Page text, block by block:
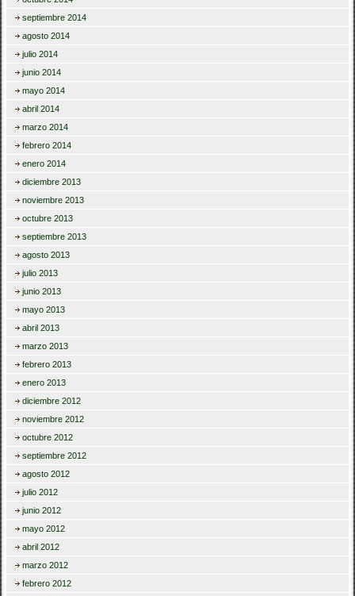
septiembre 2014
agosto 2014
julio 2014
junio 2014
mayo 2014
abril 2014
marzo 2014
febrero 2014
enero 2014
diciembre 2013
noviembre 2013
octubre 2013
septiembre 2013
agosto 2013
julio 2013
junio 2013
mayo 2013
abril 2013
marzo 2013
febrero 2013
enero 2013
diciembre 2012
noviembre 2012
octubre 2012
septiembre 2012
agosto 2012
julio 2012
junio 2012
mayo 2012
abril 2012
marzo 2012
febrero 2012